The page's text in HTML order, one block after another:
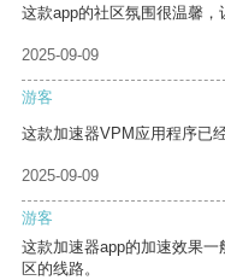
这款app的社区氛围很温馨，
2025-09-09
游客
这款加速器VPM应用程序已
2025-09-09
游客
这款加速器app的加速效果
区的线路。